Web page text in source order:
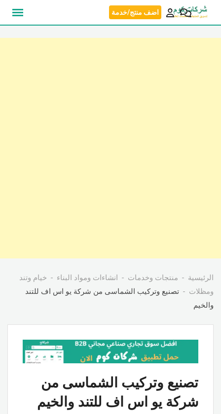
انتقل
اضف منتج/خدمة
الرئيسية منتجات وخدمات انشاءات ومواد البناء
خيام وتند
ومظلات
تصنيع وتركيب الشماسى من شركة يو اس اف للتند
والخيم
تصنيع وتركيب الشماسى من
شركة يو اس اف للتند والخيم